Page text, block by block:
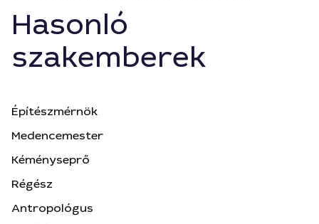
Hasonló
szakemberek
Építészmérnök
Medencemester
Kéményseprő
Régész
Antropológus